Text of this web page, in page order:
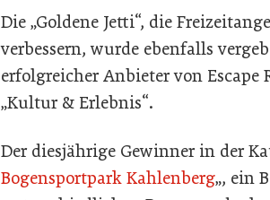
Die „Goldene Jetti“, die
verbessern, wurde ebenfalls
erfolgreicher Anbieter von Escape
„Kultur & Erlebnis“.
Der diesjährige Gewinner in der
Bogensportpark Kahlenberg„, ein